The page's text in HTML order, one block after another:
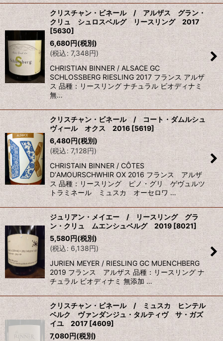
クリスチャン・ビネール / アルザス グラン・
クリュ シュロスベルグ リースリング 2017
[5630]
6,680円(税別)
(税込: 7,348円)
CHRISTIAN BINNER / ALSACE GC
SCHLOSSBERG RIESLING 2017 フランス アルザ
ス 品種：リースリング ナチュラル ビオディナミ
無…
クリスチャン・ビネール / コート・ダムルシュ
ヴィール オクス 2016 [5619]
6,480円(税別)
(税込: 7,128円)
CHRISTAIN BINNER / CÔTES
DʼAMOURSCHWHIR OX 2016 フランス アルザ
ス 品種：リースリング ピノ・グリ ゲヴュルツ
トラミネール ミュスカ オーセロワ …
ジュリアン・メイエー / リースリング グラ
ン・クリュ ムエンシュベルグ 2019 [8021]
5,580円(税別)
(税込: 6,138円)
JURIEN MEYER / RIESLING GC MUENCHBERG
2019 フランス アルザス 品種：リースリング ナ
チュラル ビオディナミ 無添加 …
クリスチャン・ビネール / ミュスカ ヒンテル
ベルク ヴァンダンジュ・タルティヴ サ・ガズ
イユ 2017 [4609]
7,080円(税別)